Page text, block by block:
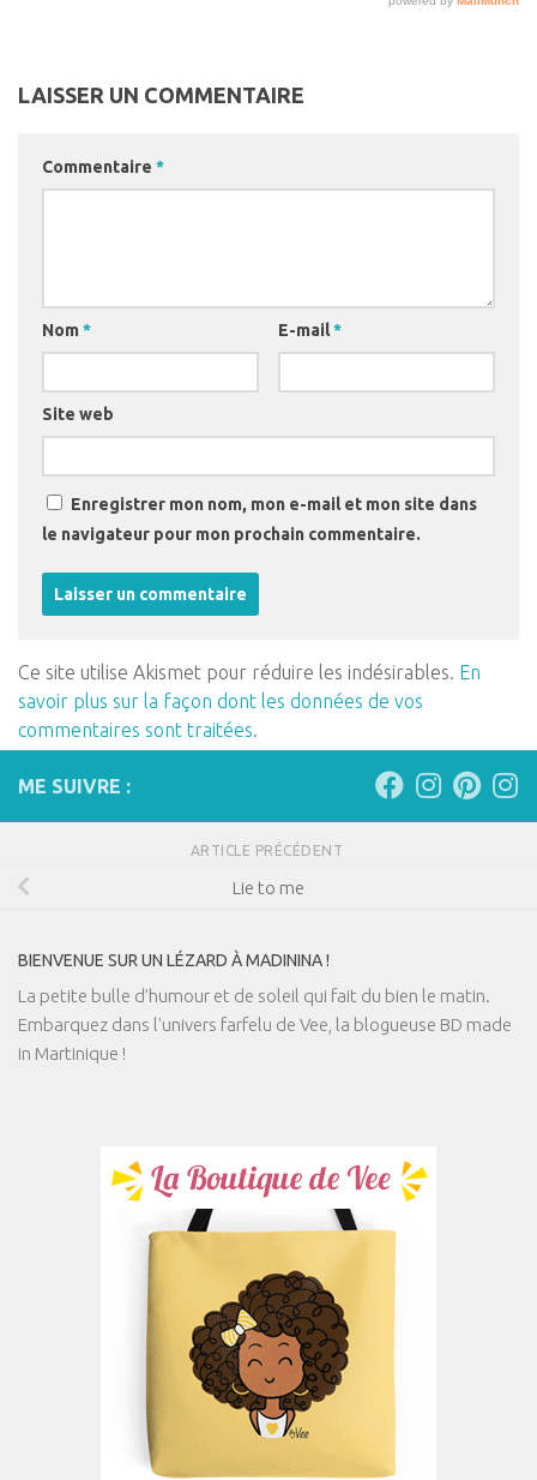
LAISSER UN COMMENTAIRE
Commentaire *
Nom * E-mail*
Site web
Enregistrer mon nom, mon e-mail et mon site dans
le navigateur pour mon prochain commentaire.
Ce site utilise Akismet pour réduire les indésirables. En
savoir plus sur la façon dont les données de vos
commentaires sont traitées.
ME SUIVRE :
ARTICLE PRÉCÉDENT
Lie to me
BIENVENUE SUR UN LÉZARD À MADININA !
La petite bulle d’humour et de soleil qui fait du bien le matin.
Embarquez dans l'univers farfelu de Vee, la blogueuse BD made
in Martinique !